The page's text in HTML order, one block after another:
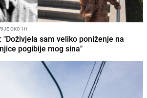
OKO 1H
"Doživjela sam veliko poniženje na
pogibije mog sina"